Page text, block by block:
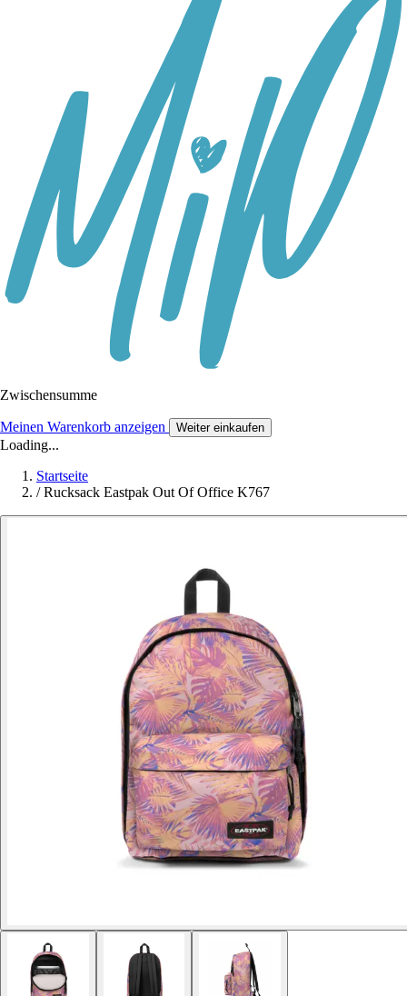
Zwischensumme
Meinen Warenkorb anzeigen Weiter einkaufen
Loading...
Startseite
/ Rucksack Eastpak Out Of Office K767